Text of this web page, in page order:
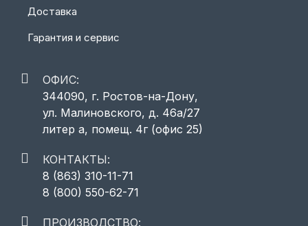
Доставка
Гарантия и сервис
ОФИС:
344090, г. Ростов-на-Дону,
ул. Малиновского, д. 46а/27
литер а, помещ. 4г (офис 25)
КОНТАКТЫ:
8 (863) 310-11-71
8 (800) 550-62-71
ПРОИЗВОДСТВО: